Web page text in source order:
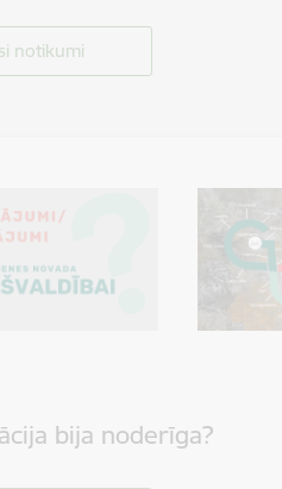
notikumi
bija noderīga?